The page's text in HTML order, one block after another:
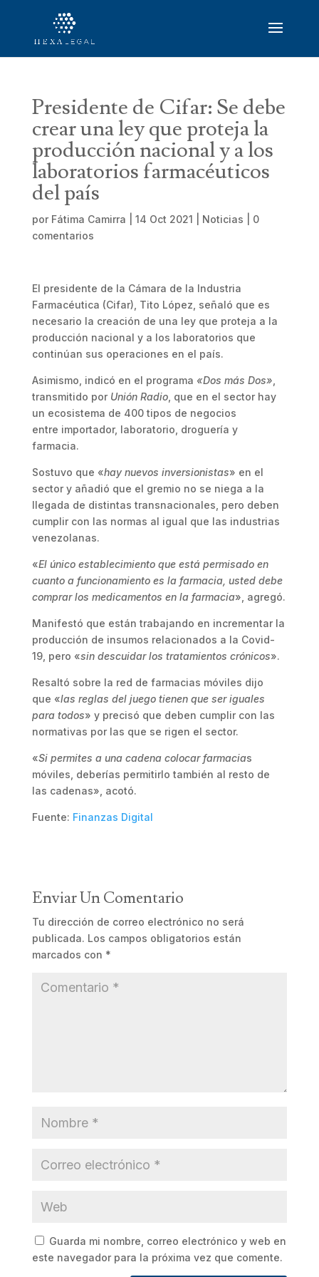
Presidente de Cifar: Se debe
crear una ley que proteja la
producción nacional y a los
laboratorios farmacéuticos
del país
por Fátima Camirra 14 Oct 2021 Noticias
0
comentarios
El presidente de la Cámara de la Industria
Farmacéutica (Cifar), Tito López, señaló que es
necesario la creación de una ley que proteja a la
producción nacional y a los laboratorios que
continúan sus operaciones en el país.
Asimismo, indicó en el programa «Dos más Dos»
transmitido por Unión Radio, que en el sector hay
un ecosistema de 400 tipos de negocios
entre importador, laboratorio, droguería y
farmacia.
Sostuvo que «hay nuevos inversionistas» en el
sector y añadió que el gremio no se niega a la
llegada de distintas transnacionales, pero deben
cumplir con las normas al igual que las industrias
venezolanas.
«El único establecimiento que está permisado en
cuanto a funcionamiento es la farmacia, usted debe
comprar los medicamentos en la farmacia», agregó.
Manifestó que están trabajando en incrementar la
producción de insumos relacionados a la Covid-
19, pero «sin descuidar los tratamientos crónicos».
Resaltó sobre la red de farmacias móviles dijo
que «las reglas del juego tienen que ser iguales
para todos» y precisó que deben cumplir con las
normativas por las que se rigen el sector.
«Si permites a una cadena colocar farmacias
móviles, deberías permitirlo también al resto de
las cadenas», acotó.
Fuente: Finanzas Digital
Enviar Un Comentario
Tu dirección de correo electrónico no será
publicada. Los campos obligatorios están
marcados con *
Guarda mi nombre, correo electrónico y web en
este navegador para la próxima vez que comente.